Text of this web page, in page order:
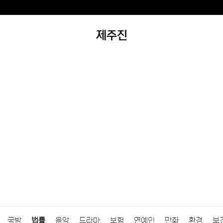
제주진
국방 법률 음악 드라마 보험 연예인 만화 환경 보